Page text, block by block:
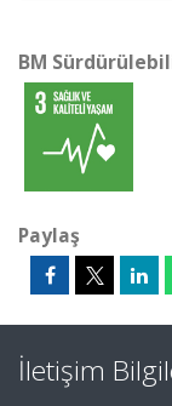
BM
Paylaş
İletişim